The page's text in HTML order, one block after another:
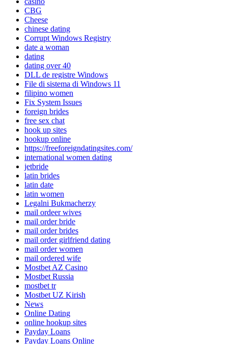
CBG
Cheese
chinese dating
Corrupt Windows Registry
date a woman
dating
dating over 40
DLL de registre Windows
File di sistema di Windows 11
filipino women
Fix System Issues
foreign brides
free sex chat
hook up sites
hookup online
https://freeforeigndatingsites.com/
international women dating
jetbride
latin brides
latin date
latin women
Legalni Bukmacherzy
mail ordeer wives
mail order bride
mail order brides
mail order girlfriend dating
mail order women
mail ordered wife
Mostbet AZ Casino
Mostbet Russia
mostbet tr
Mostbet UZ Kirish
News
Online Dating
online hookup sites
Payday Loans
Payday Loans Online